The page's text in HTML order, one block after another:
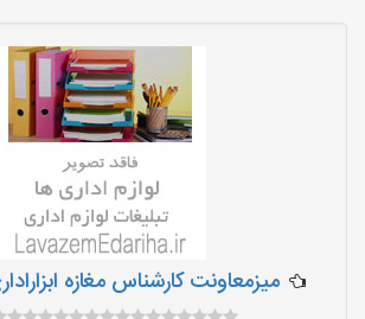
میزمعاونت کارشناس مغازه